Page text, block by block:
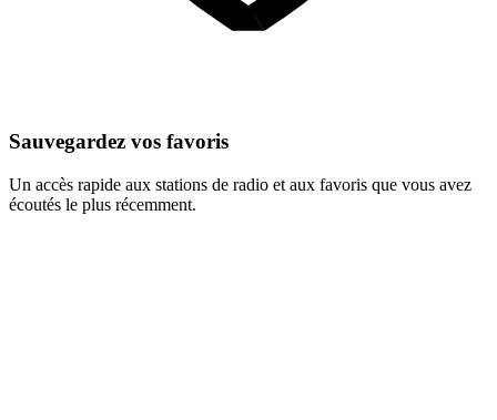
Sauvegardez vos favoris
Un accès rapide aux stations de radio et aux favoris que vous avez
écoutés le plus récemment.